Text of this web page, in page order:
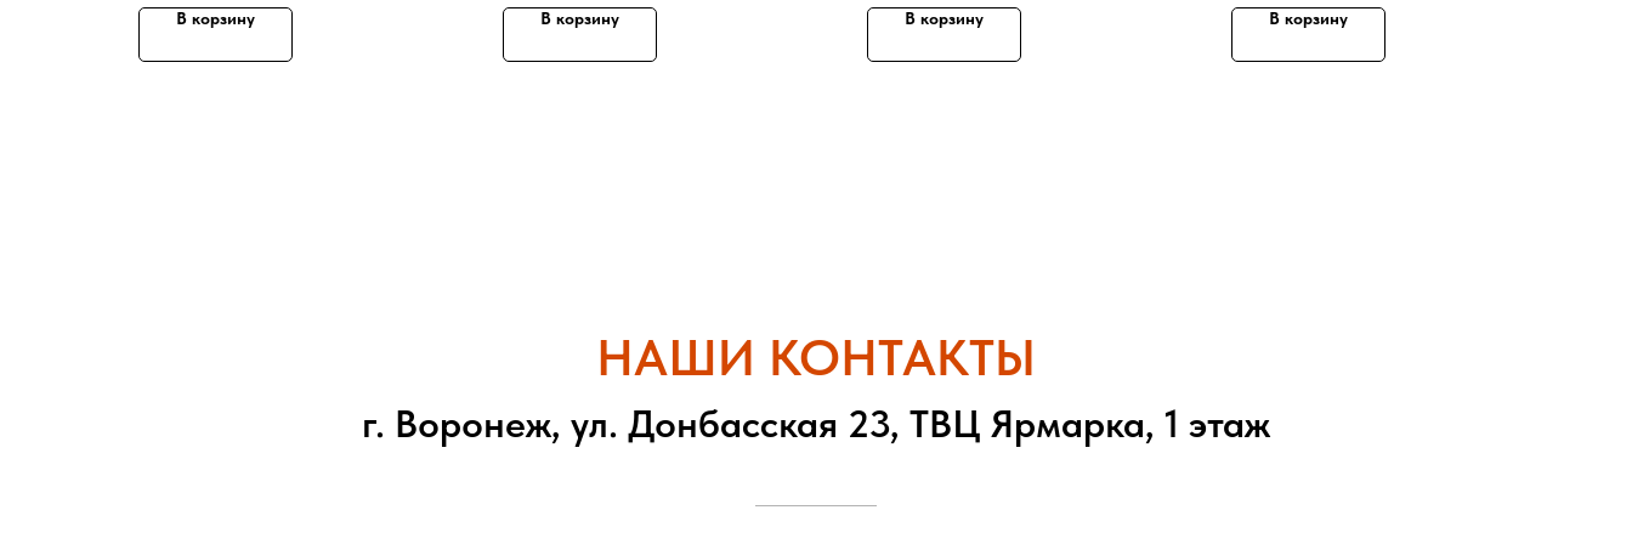
В корзину В корзину В корзину В корзину
НАШИ КОНТАКТЫ
г. Воронеж, ул. Донбасская 23, ТВЦ Ярмарка, 1 этаж